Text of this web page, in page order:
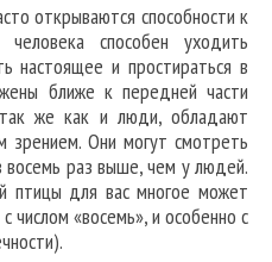
открываются способности к
человека способен уходить
настоящее и простираться в
ближе к передней части
же как и люди, обладают
зрением. Они могут смотреть
восемь раз выше, чем у людей.
птицы для вас многое может
числом «восемь», и особенно с